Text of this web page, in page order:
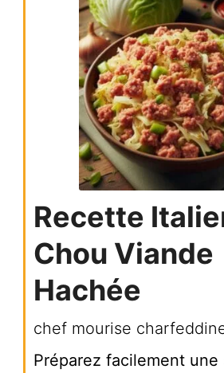
Recette
Chou Viande
Hachée
chef mourise
Préparez facilement une